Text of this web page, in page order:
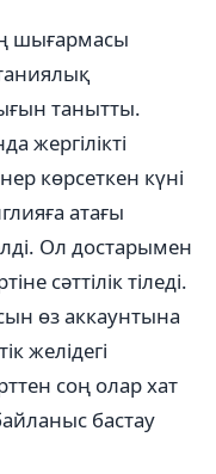
шығармасы
танытты.
жергілікті
көрсеткен күні
атағы
Ол достарымен
сәттілік тіледі.
өз аккаунтына
желідегі
соң олар хат
бастау